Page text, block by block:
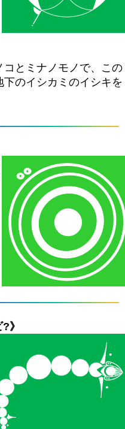
コとミナノモノで、この
のイシカミのイシキを
》